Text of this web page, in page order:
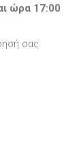
ώρα 17:00
σας.